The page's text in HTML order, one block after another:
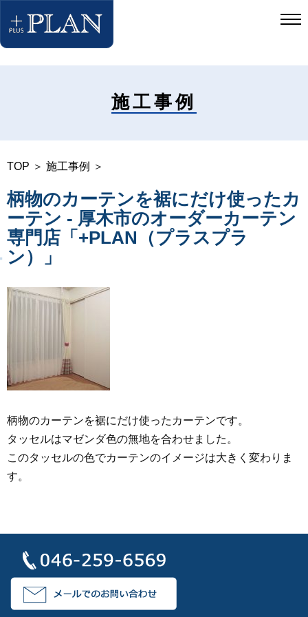
施工事例
TOP ＞ 施工事例 ＞
柄物のカーテンを裾にだけ使ったカ
ーテン - 厚木市のオーダーカーテン
専門店「+PLAN（プラスプラ
ン）」
柄物のカーテンを裾にだけ使ったカーテンです。
タッセルはマゼンダ色の無地を合わせました。
このタッセルの色でカーテンのイメージは大きく変わりま
す。